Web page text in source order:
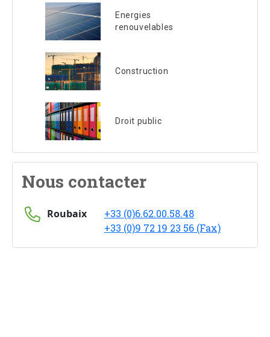
Energies
renouvelables
Construction
Droit public
Nous contacter
Roubaix
+33 (0)6.62.00.58.48
+33 (0)9 72 19 23 56 (Fax)